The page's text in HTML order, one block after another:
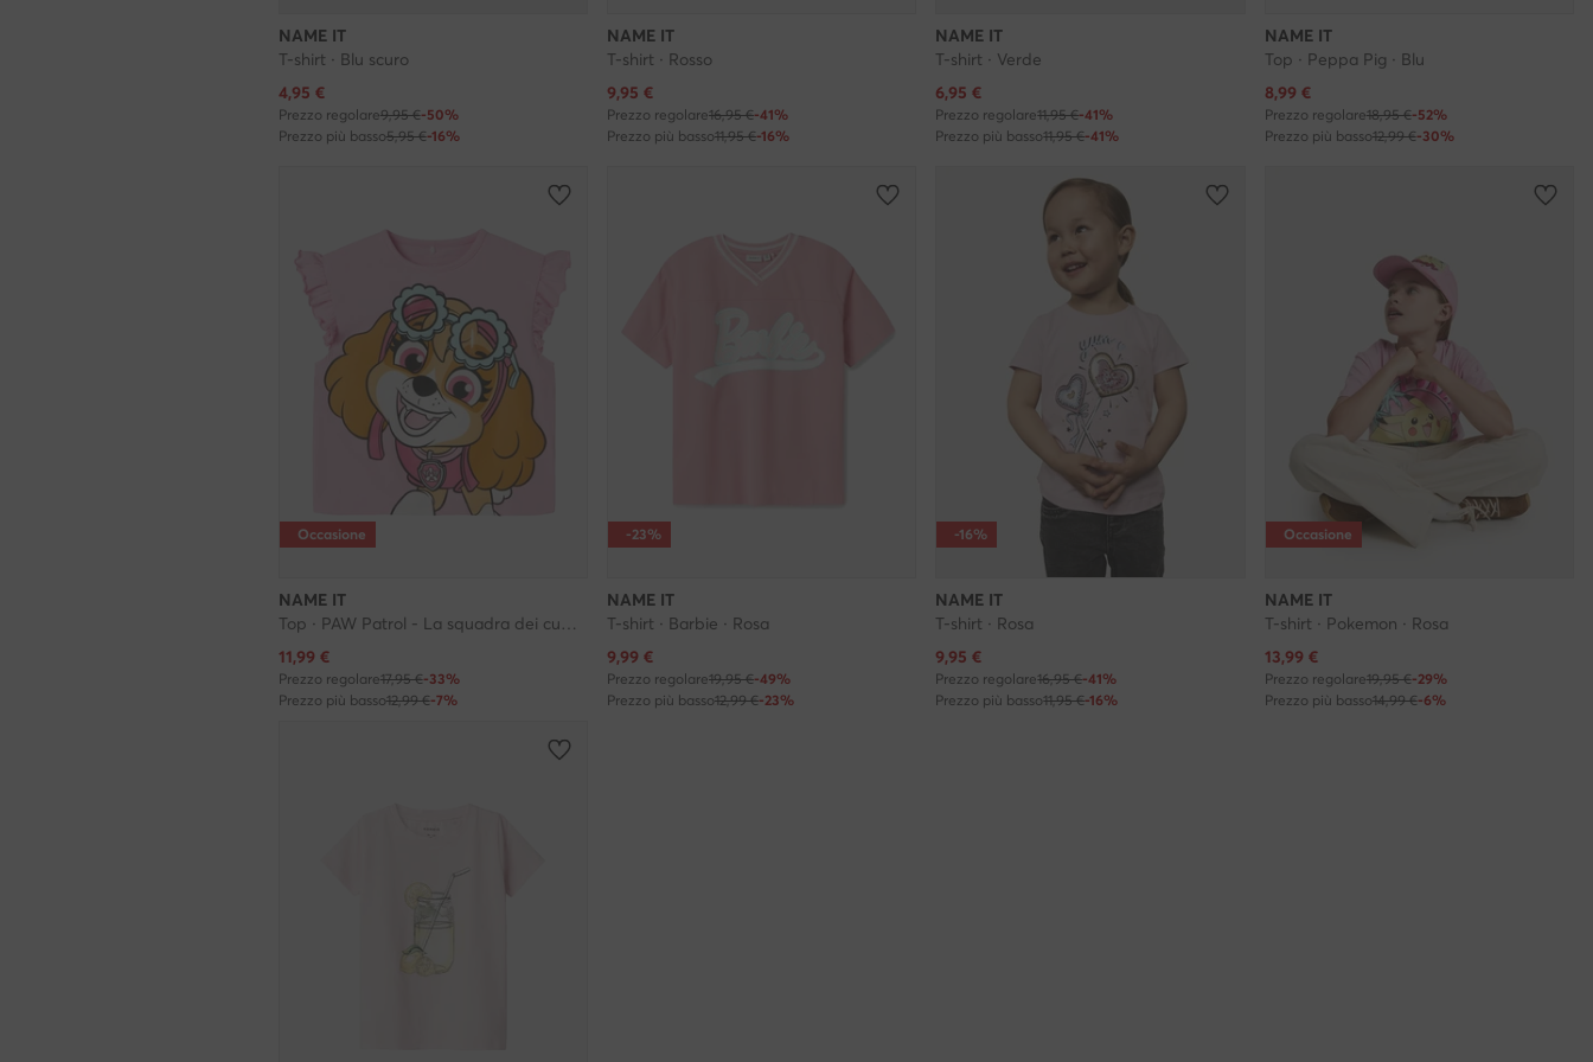
NAME IT
T-shirt · Blu scuro
Prezzo attuale
4,95 €
Prezzo regolare9,95 €-50%
Prezzo più basso5,95 €-16%
NAME IT
T-shirt · Rosso
Prezzo attuale
9,95 €
Prezzo regolare16,95 €-41%
Prezzo più basso11,95 €-16%
NAME IT
T-shirt · Verde
Prezzo attuale
6,95 €
Prezzo regolare11,95 €-41%
Prezzo più basso11,95 €-41%
NAME IT
Top · Peppa Pig · Blu
Prezzo attuale
8,99 €
Prezzo regolare18,95 €-52%
Prezzo più basso12,99 €-30%
Occasione
NAME IT
Top · PAW Patrol - La squadra dei cuccioli · Rosa
Prezzo attuale
11,99 €
Prezzo regolare17,95 €-33%
Prezzo più basso12,99 €-7%
-23%
NAME IT
T-shirt · Barbie · Rosa
Prezzo attuale
9,99 €
Prezzo regolare19,95 €-49%
Prezzo più basso12,99 €-23%
-16%
NAME IT
T-shirt · Rosa
Prezzo attuale
9,95 €
Prezzo regolare16,95 €-41%
Prezzo più basso11,95 €-16%
Occasione
NAME IT
T-shirt · Pokemon · Rosa
Prezzo attuale
13,99 €
Prezzo regolare19,95 €-29%
Prezzo più basso14,99 €-6%